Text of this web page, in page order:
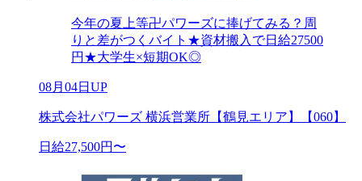
今年の夏上等卍パワーズに捧げてみる？周
りと差がつくバイト★資材搬入で日給27500
円★大学生×短期OK◎
08月04日UP
株式会社パワーズ 横浜営業所【鶴見エリア】【060】
日給27,500円〜